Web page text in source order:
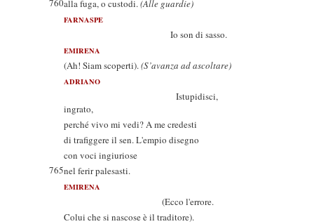
760alla fuga, o custodi.(Alle guardie)
FARNASPE
Io son di sasso.
EMIRENA
(Ah! Siam scoperti).(S’avanza ad ascoltare)
ADRIANO
Istupidisci,
ingrato,
perché vivo mi vedi? A me credesti
di trafiggere il sen. L'empio disegno
con voci ingiuriose
765nel ferir palesasti.
EMIRENA
(Ecco l'errore.
Colui che si nascose è il traditore).